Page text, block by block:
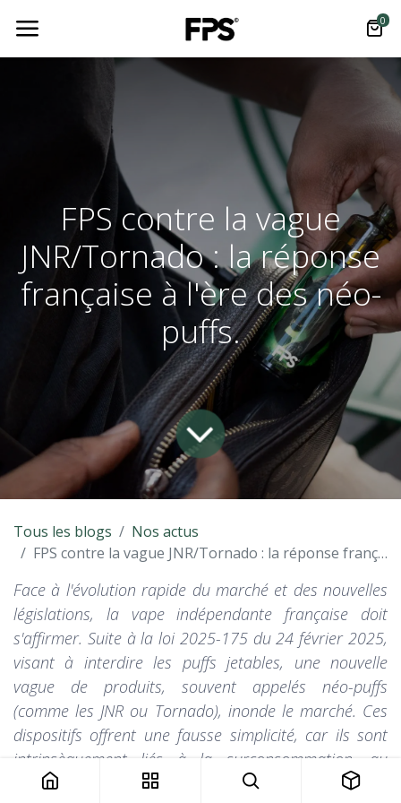
0
FPS contre la vague
JNR/Tornado : la réponse
française à l'ère des néo-
puffs.
Tous les blogs
Nos actus
FPS contre la vague JNR/Tornado : la réponse française à l'ère des néo-puffs.
Face à l'évolution rapide du marché et des nouvelles
législations, la vape indépendante française doit
s'affirmer. Suite à la loi 2025-175 du 24 février 2025,
visant à interdire les puffs jetables, une nouvelle
vague de produits, souvent appelés néo-puffs
(comme les JNR ou Tornado), inonde le marché. Ces
dispositifs offrent une fausse simplicité, car ils sont
intrinsèquement liés à la surconsommation, au
déchet et à l'opacité sur l'origine et la qualité des e-